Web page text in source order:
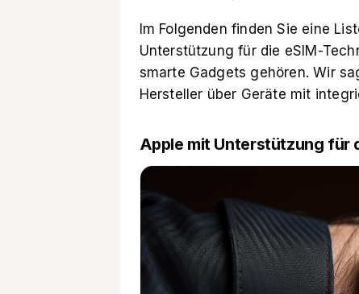
Im Folgenden finden Sie eine
Unterstützung für die eSIM-
smarte Gadgets gehören. Wir
Hersteller über Geräte mit
Apple mit Unterstützung für